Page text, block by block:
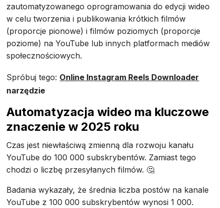
zautomatyzowanego oprogramowania do edycji wideo
w celu tworzenia i publikowania krótkich filmów
(proporcje pionowe) i filmów poziomych (proporcje
poziome) na YouTube lub innych platformach mediów
społecznościowych.
Spróbuj tego: Online Instagram Reels Downloader
narzędzie
Automatyzacja wideo ma kluczowe
znaczenie w 2025 roku
Czas jest niewłaściwą zmienną dla rozwoju kanału
YouTube do 100 000 subskrybentów. Zamiast tego
chodzi o liczbę przesyłanych filmów. 🤔
Badania wykazały, że średnia liczba postów na kanale
YouTube z 100 000 subskrybentów wynosi 1 000.